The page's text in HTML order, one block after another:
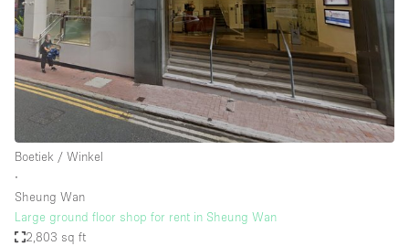
Boetiek / Winkel
∙
Sheung Wan
Large ground floor shop for rent in Sheung Wan
2,803 sq ft